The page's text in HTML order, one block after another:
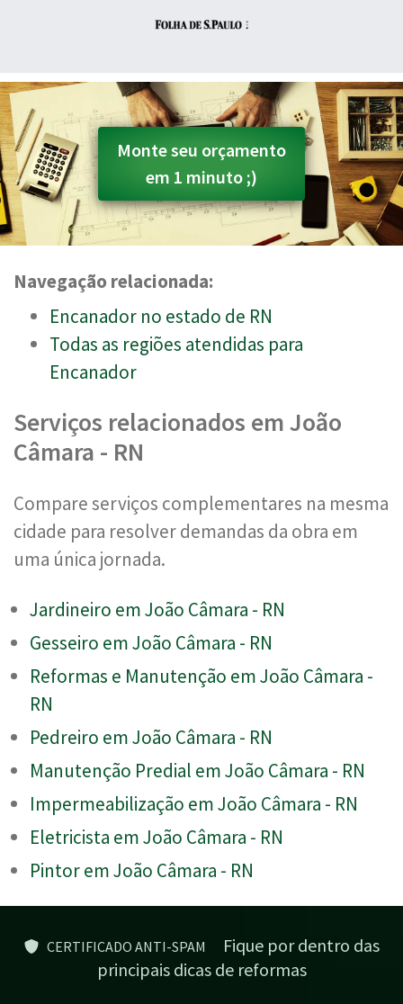
Monte seu orçamento
em 1 minuto ;)
Navegação relacionada:
Encanador no estado de RN
Todas as regiões atendidas para
Encanador
Serviços relacionados em João
Câmara - RN
Compare serviços complementares na mesma
cidade para resolver demandas da obra em
uma única jornada.
Jardineiro em João Câmara - RN
Gesseiro em João Câmara - RN
Reformas e Manutenção em João Câmara -
RN
Pedreiro em João Câmara - RN
Manutenção Predial em João Câmara - RN
Impermeabilização em João Câmara - RN
Eletricista em João Câmara - RN
Pintor em João Câmara - RN
CERTIFICADO ANTI-SPAM
Fique por dentro das
principais dicas de reformas